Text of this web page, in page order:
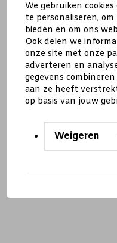
We gebruiken
te personaliseren,
bieden en om ons
Ook delen we
onze site met onze
adverteren en
gegevens
aan ze heeft
op basis van jouw
Weigeren